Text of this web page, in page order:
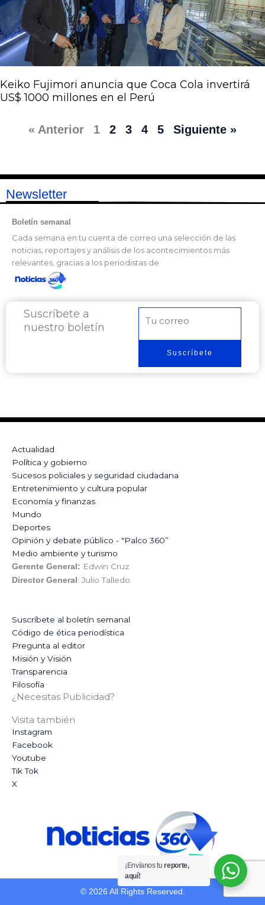
Keiko Fujimori anuncia que Coca Cola invertirá
US$ 1000 millones en el Perú
« Anterior 1 2 3 4 5 Siguiente »
Newsletter
Boletín semanal
Cada semana en tu cuenta de correo una selección de las
noticias, reportajes y análisis de los acontecimientos más
relevantes, gracias a los periodistas de
Suscríbete a
nuestro boletín
electrónico
Suscríbete
Actualidad
Política y gobierno
Sucesos policiales y seguridad ciudadana
Entretenimiento y cultura popular
Economía y finanzas
Mundo
Deportes
Opinión y debate público - "Palco 360”
Medio ambiente y turismo
Gerente General: Edwin Cruz
Director General : Julio Talledo
Suscríbete al boletín semanal
Código de ética periodística
Pregunta al editor
Misión y Visión
Transparencia
Filosofía
¿Necesitas Publicidad?
Visita también
Instagram
Facebook
Youtube
Tik Tok
X
© 2026 All Rights Reserved.
¡Envíanos tureporte,
aquí!